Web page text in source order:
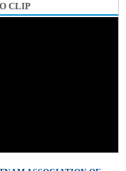
CLIP